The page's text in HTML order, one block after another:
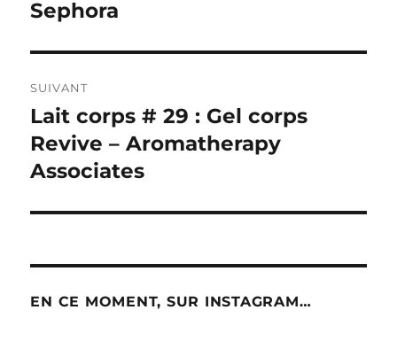
Sephora
SUIVANT
Publication
suivante :
Lait corps # 29 : Gel corps
Revive – Aromatherapy
Associates
EN CE MOMENT, SUR INSTAGRAM…